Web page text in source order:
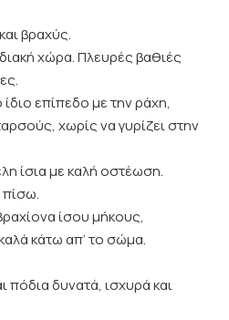
βραχύς.
χώρα. Πλευρές βαθιές
επίπεδο με την ράχη,
χωρίς να γυρίζει στην
ίσια με καλή οστέωση.
πίσω.
ίσου μήκους,
κάτω απ’ το σώμα.
δυνατά, ισχυρά και